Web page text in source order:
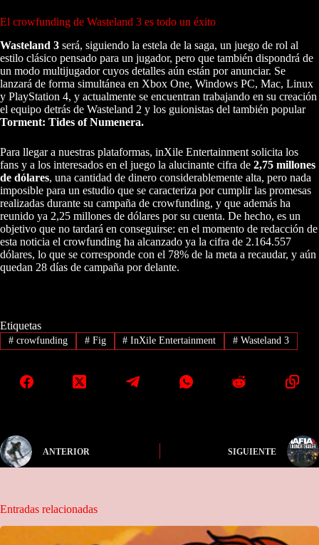
El crowfunding de Wasteland 3 es todo un éxito
Wasteland 3 será, siguiendo la estela de la saga, un juego de rol al
estilo clásico pensado para un jugador, pero que también dispondrá de
un modo multijugador cuyos detalles aún están por anunciar. Se
lanzará de forma simultánea en Xbox One, Windows PC, Mac, Linux
y PlayStation 4, y actualmente se encuentran trabajando en su creación
el equipo detrás de Wasteland 2 y los guionistas del también popular
Torment: Tides of Numenera.
Para llegar a nuestras plataformas, inXile Entertainment solicita los
fans y a los interesados en el juego la alucinante cifra de 2,75 millones
de dólares, una cantidad de dinero considerablemente alta, pero nada
imposible para un estudio que se caracteriza por cumplir las promesas
realizadas durante su campaña de crowfunding, y que además ha
reunido ya 2,25 millones de dólares por su cuenta. De hecho, es un
objetivo que no tardará en conseguirse: en el momento de redacción de
esta noticia el crowfunding ha alcanzado ya la cifra de 2.164.557
dólares, lo que se corresponde con el 78% de la meta a recaudar, y aún
quedan 28 días de campaña por delante.
Etiquetas
#crowfunding #Fig # InXile Entertainment # Wasteland 3
ANTERIOR SIGUIENTE
Entradas relacionadas